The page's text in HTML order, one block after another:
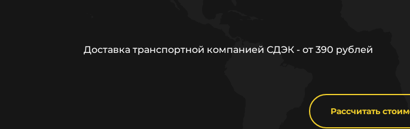
Доставка транспортной компанией СДЭК - от 390 рублей
Рассчитать